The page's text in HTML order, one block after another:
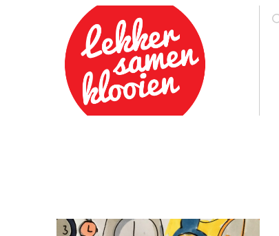
LEKKER SAMEN
KLOOIEN